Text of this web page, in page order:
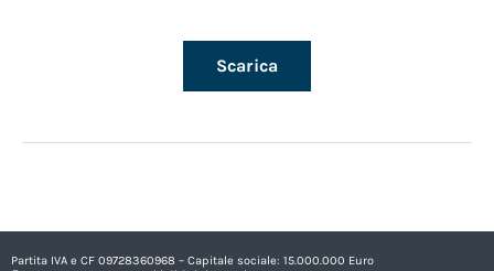
Scarica
Partita IVA e CF 09728360968 – Capitale sociale: 15.000.000 Euro